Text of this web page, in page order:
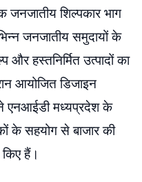
जनजातीय शिल्पकार भाग
जनजातीय समुदायों के
और हस्तनिर्मित उत्पादों का
आयोजित डिजाइन
ने एनआईडी मध्यप्रदेश के
के सहयोग से बाजार की
हैं।